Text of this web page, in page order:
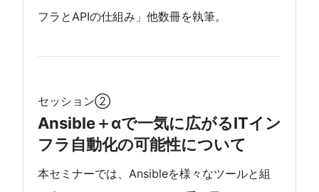
フラとAPIの仕組み」他数冊を執筆。
セッション②
Ansible＋αで一気に広がるITイン
フラ自動化の可能性について
本セミナーでは、Ansibleを様々なツールと組